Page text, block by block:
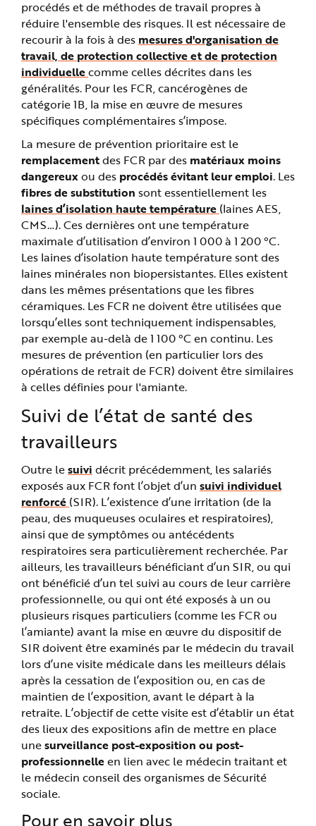
procédés et de méthodes de travail propres à
réduire l'ensemble des risques. Il est nécessaire de
recourir à la fois à des mesures d'organisation de
travail, de protection collective et de protection
individuellecomme celles décrites dans les
généralités. Pour les FCR, cancérogènes de
catégorie 1B, la mise en œuvre de mesures
spécifiques complémentaires s’impose.
La mesure de prévention prioritaire est le
remplacementdes FCR par des matériaux moins
dangereuxou des procédés évitant leur emploi. Les
fibres de substitution sont essentiellement les
laines d’isolation haute température (laines AES,
CMS…). Ces dernières ont une température
maximale d’utilisation d’environ 1 000 à 1 200 °C.
Les laines d’isolation haute température sont des
laines minérales non biopersistantes. Elles existent
dans les mêmes présentations que les fibres
céramiques. Les FCR ne doivent être utilisées que
lorsqu’elles sont techniquement indispensables,
par exemple au-delà de 1 100 °C en continu. Les
mesures de prévention (en particulier lors des
opérations de retrait de FCR) doivent être similaires
à celles définies pour l'amiante.
Suivi de l’état de santé des
travailleurs
Outre lesuivi décrit précédemment, les salariés
exposés aux FCR font l’objet d’un suivi individuel
renforcé (SIR). L’existence d’une irritation (de la
peau, des muqueuses oculaires et respiratoires),
ainsi que de symptômes ou antécédents
respiratoires sera particulièrement recherchée. Par
ailleurs, les travailleurs bénéficiant d’un SIR, ou qui
ont bénéficié d’un tel suivi au cours de leur carrière
professionnelle, ou qui ont été exposés à un ou
plusieurs risques particuliers (comme les FCR ou
l’amiante) avant la mise en œuvre du dispositif de
SIR doivent être examinés par le médecin du travail
lors d’une visite médicale dans les meilleurs délais
après la cessation de l’exposition ou, en cas de
maintien de l’exposition, avant le départ à la
retraite. L’objectif de cette visite est d’établir un état
des lieux des expositions afin de mettre en place
unesurveillance post-exposition ou post-
professionnelleen lien avec le médecin traitant et
le médecin conseil des organismes de Sécurité
sociale.
Pour en savoir plus